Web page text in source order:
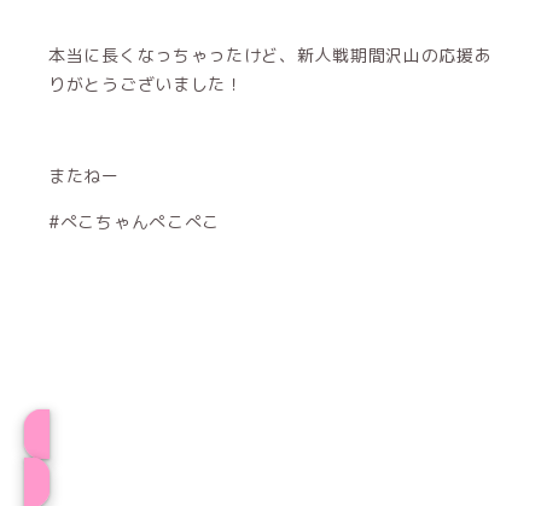
本当に長くなっちゃったけど、新人戦期間沢山の応援あ
りがとうございました！
またねー
#ぺこちゃんぺこぺこ